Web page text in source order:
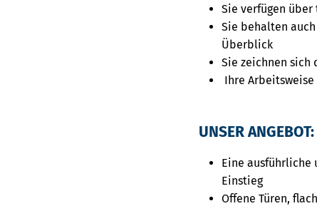
Sie verfügen über
Sie behalten
Überblick
Sie zeichnen
Ihre
UNSER ANGEBOT:
Eine ausführliche
Einstieg
Offene Türen,